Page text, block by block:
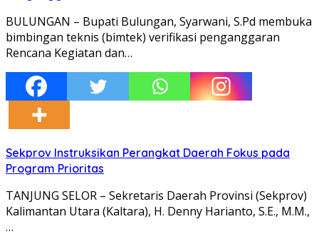
BULUNGAN – Bupati Bulungan, Syarwani, S.Pd membuka
bimbingan teknis (bimtek) verifikasi penganggaran
Rencana Kegiatan dan…
Sekprov Instruksikan Perangkat Daerah Fokus pada
Program Prioritas
TANJUNG SELOR – Sekretaris Daerah Provinsi (Sekprov)
Kalimantan Utara (Kaltara), H. Denny Harianto, S.E., M.M.,
…